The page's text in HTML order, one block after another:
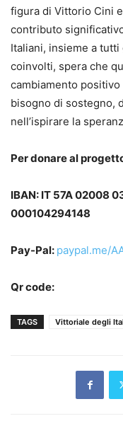
figura di Vittorio Cini
contributo
Italiani, insieme a
coinvolti, spera che
cambiamento
bisogno di sostegno,
nell’ispirare la
Per donare al
IBAN: IT 57A 02008
000104294148
Pay-Pal: paypal.me/
Qr code:
TAGS Vittoriale degli